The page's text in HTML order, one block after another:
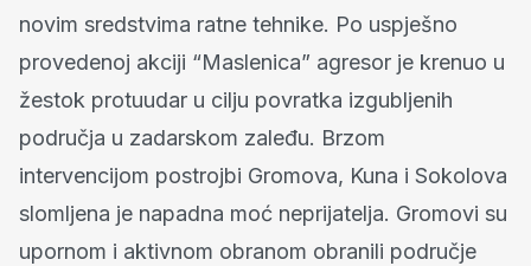
novim sredstvima ratne tehnike. Po uspješno
provedenoj akciji “Maslenica” agresor je krenuo u
žestok protuudar u cilju povratka izgubljenih
područja u zadarskom zaleđu. Brzom
intervencijom postrojbi Gromova, Kuna i Sokolova
slomljena je napadna moć neprijatelja. Gromovi su
upornom i aktivnom obranom obranili područje